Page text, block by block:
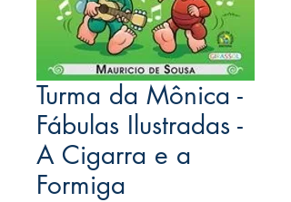
Turma da Mônica -
Fábulas Ilustradas -
A Cigarra e a
Formiga